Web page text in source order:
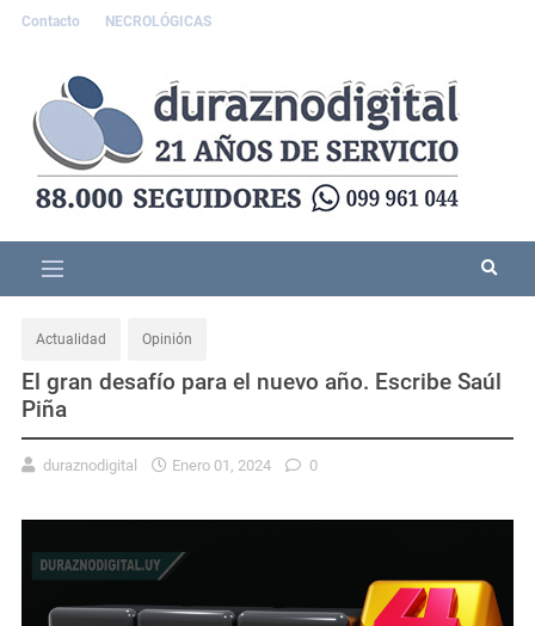
Contacto NECROLÓGICAS
Actualidad Opinión
El gran desafío para el nuevo año. Escribe Saúl
Piña
duraznodigital Enero 01, 2024 0